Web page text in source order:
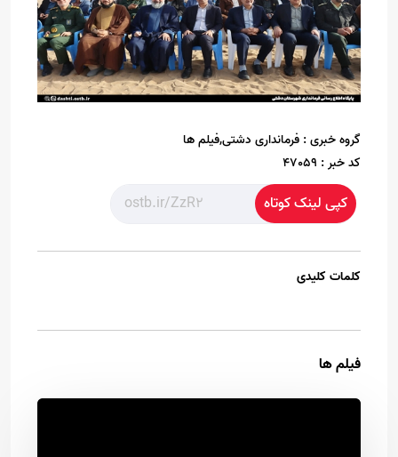
گروه خبری : فرمانداری دشتی,فیلم ها
کد خبر : 47059
کپی لینک کوتاه
کلمات کلیدی
فیلم ها